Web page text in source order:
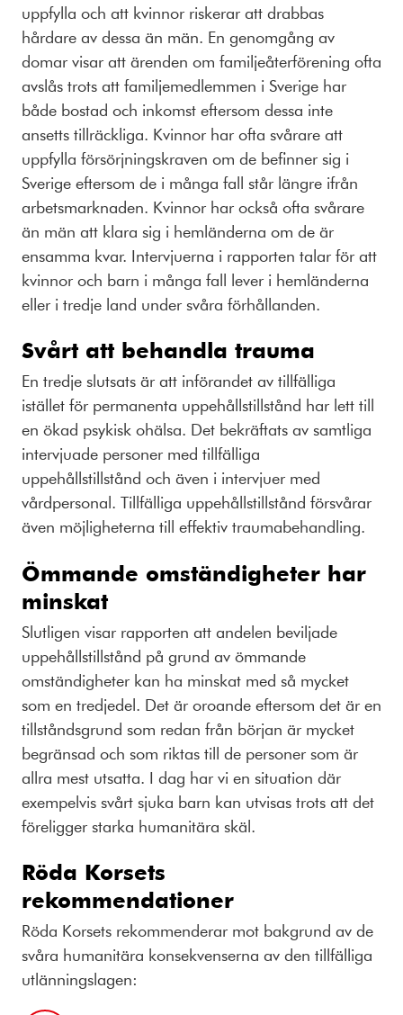
uppfylla och att kvinnor riskerar att drabbas
hårdare av dessa än män. En genomgång av
domar visar att ärenden om familjeåterförening ofta
avslås trots att familjemedlemmen i Sverige har
både bostad och inkomst eftersom dessa inte
ansetts tillräckliga. Kvinnor har ofta svårare att
uppfylla försörjningskraven om de befinner sig i
Sverige eftersom de i många fall står längre ifrån
arbetsmarknaden. Kvinnor har också ofta svårare
än män att klara sig i hemländerna om de är
ensamma kvar. Intervjuerna i rapporten talar för att
kvinnor och barn i många fall lever i hemländerna
eller i tredje land under svåra förhållanden.
Svårt att behandla trauma
En tredje slutsats är att införandet av tillfälliga
istället för permanenta uppehållstillstånd har lett till
en ökad psykisk ohälsa. Det bekräftats av samtliga
intervjuade personer med tillfälliga
uppehållstillstånd och även i intervjuer med
vårdpersonal. Tillfälliga uppehållstillstånd försvårar
även möjligheterna till effektiv traumabehandling.
Ömmande omständigheter har
minskat
Slutligen visar rapporten att andelen beviljade
uppehållstillstånd på grund av ömmande
omständigheter kan ha minskat med så mycket
som en tredjedel. Det är oroande eftersom det är en
tillståndsgrund som redan från början är mycket
begränsad och som riktas till de personer som är
allra mest utsatta. I dag har vi en situation där
exempelvis svårt sjuka barn kan utvisas trots att det
föreligger starka humanitära skäl.
Röda Korsets
rekommendationer
Röda Korsets rekommenderar mot bakgrund av de
svåra humanitära konsekvenserna av den tillfälliga
utlänningslagen: